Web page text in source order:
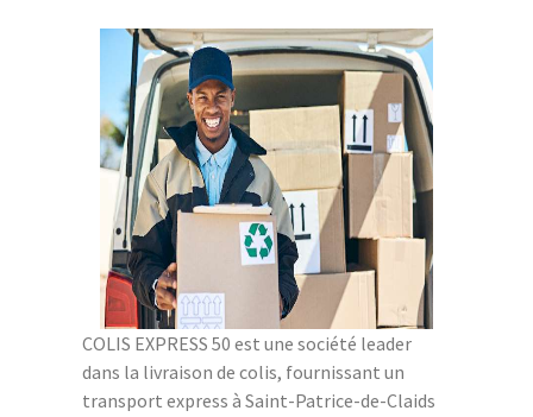
COLIS EXPRESS 50 est une société leader
dans la livraison de colis, fournissant un
transport express à Saint-Patrice-de-Claids